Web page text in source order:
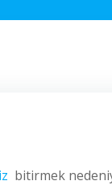
bitirmek